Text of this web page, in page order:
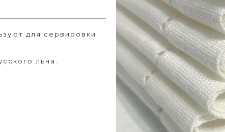
для сервировки
льна.